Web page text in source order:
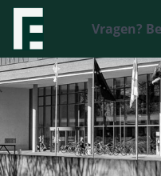
Vragen?